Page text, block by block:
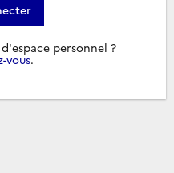
personnel ?
vous.